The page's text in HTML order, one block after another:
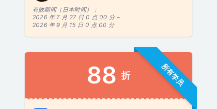
有效期间（日本时间）：
2026 年 7 月 27 日 0 点 00 分 ~
2026 年 9 月 15 日 0 点 00 分
所有学员
88 折